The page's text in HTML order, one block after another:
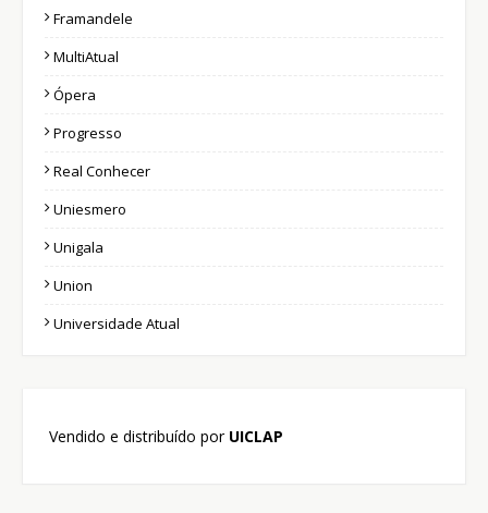
Framandele
MultiAtual
Ópera
Progresso
Real Conhecer
Uniesmero
Unigala
Union
Universidade Atual
Vendido e distribuído por UICLAP